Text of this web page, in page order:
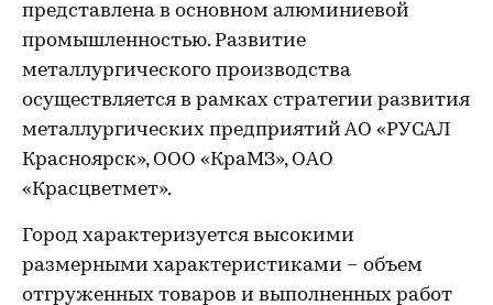
представлена в основном алюминиевой
промышленностью. Развитие
металлургического производства
осуществляется в рамках стратегии развития
металлургических предприятий АО «РУСАЛ
Красноярск», ООО «КраМЗ», ОАО
«Красцветмет».
Город характеризуется высокими
размерными характеристиками – объем
отгруженных товаров и выполненных работ